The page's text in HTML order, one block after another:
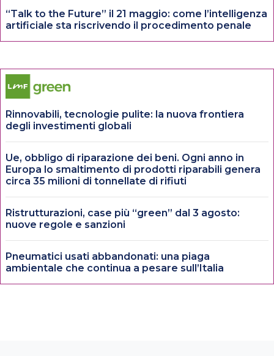
“Talk to the Future” il 21 maggio: come l’intelligenza
artificiale sta riscrivendo il procedimento penale
Rinnovabili, tecnologie pulite: la nuova frontiera
degli investimenti globali
Ue, obbligo di riparazione dei beni. Ogni anno in
Europa lo smaltimento di prodotti riparabili genera
circa 35 milioni di tonnellate di rifiuti
Ristrutturazioni, case più “green” dal 3 agosto:
nuove regole e sanzioni
Pneumatici usati abbandonati: una piaga
ambientale che continua a pesare sull’Italia